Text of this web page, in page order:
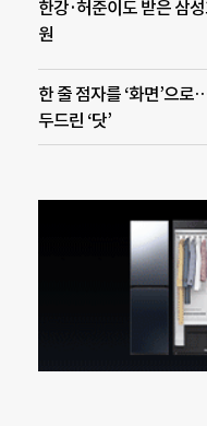
한강·허준이도 받은 삼
원
한 줄 점자를 ‘화면’으
두드린 ‘닷’